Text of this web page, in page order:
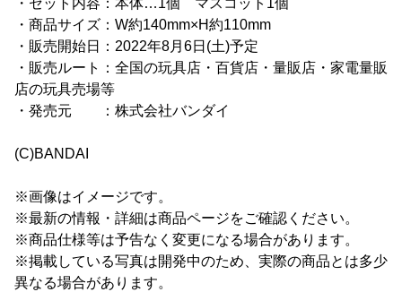
・セット内容：本体…1個 マスコット1個
・商品サイズ：W約140mm×H約110mm
・販売開始日：2022年8月6日(土)予定
・販売ルート：全国の玩具店・百貨店・量販店・家電量販
店の玩具売場等
・発売元 ：株式会社バンダイ
(C)BANDAI
※画像はイメージです。
※最新の情報・詳細は商品ページをご確認ください。
※商品仕様等は予告なく変更になる場合があります。
※掲載している写真は開発中のため、実際の商品とは多少
異なる場合があります。